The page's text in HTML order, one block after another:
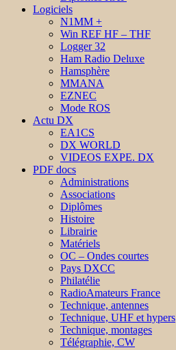
Logiciels
N1MM +
Win REF HF – THF
Logger 32
Ham Radio Deluxe
Hamsphère
MMANA
EZNEC
Mode ROS
Actu DX
EA1CS
DX WORLD
VIDEOS EXPE. DX
PDF docs
Administrations
Associations
Diplômes
Histoire
Librairie
Matériels
OC – Ondes courtes
Pays DXCC
Philatélie
RadioAmateurs France
Technique, antennes
Technique, UHF et hypers
Technique, montages
Télégraphie, CW